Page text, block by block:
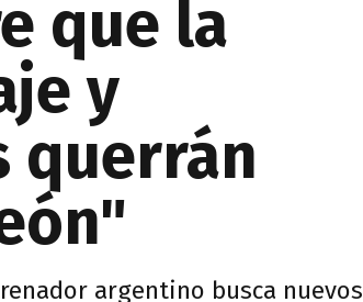
que la
y
querrán
argentino busca nuevos